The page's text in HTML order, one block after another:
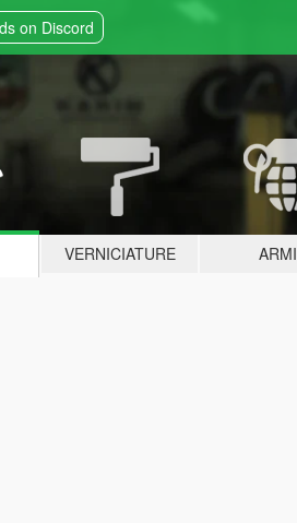
on Discord
VERNICIATURE ARMI